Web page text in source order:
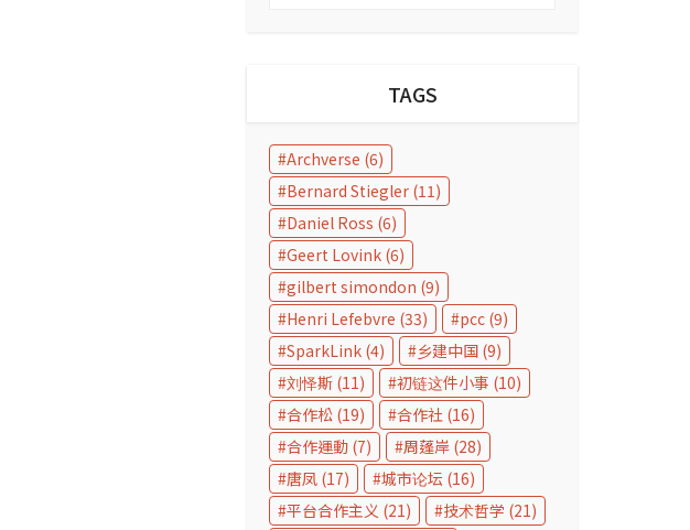
TAGS
Archverse (6)
Bernard Stiegler (11)
Daniel Ross (6)
Geert Lovink (6)
gilbert simondon (9)
Henri Lefebvre (33) pcc (9)
SparkLink (4) 乡建中国 (9)
刘怿斯 (11) 初链这件小事 (10)
合作松 (19) 合作社 (16)
合作運動 (7) 周蓬岸 (28)
唐凤 (17) 城市论坛 (16)
平台合作主义 (21) 技术哲学 (21)